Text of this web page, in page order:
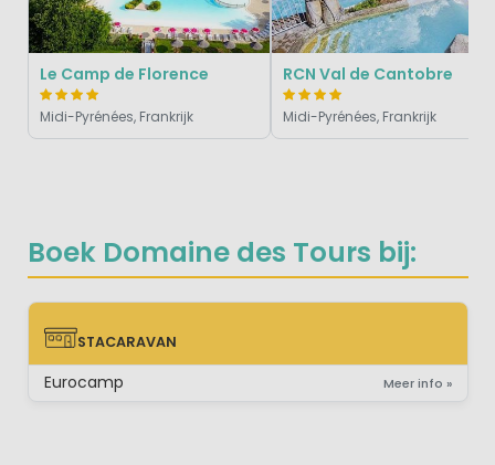
Boek Domaine des Tours bij:
STACARAVAN
STACARAVAN
Eurocamp Meer info »
Le Camp de Florence
Midi-Pyrénées, Frankrijk
RCN Val de Cantobre
Midi-Pyrénées, Frankrijk